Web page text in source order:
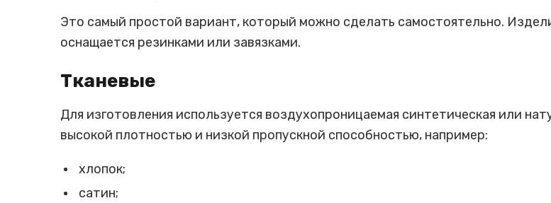
Это самый простой вариант, который можно сделать самостоятельно.
оснащается резинками или завязками.
Тканевые
Для изготовления используется воздухопроницаемая синтетическая или
высокой плотностью и низкой пропускной способностью, например:
хлопок;
сатин;